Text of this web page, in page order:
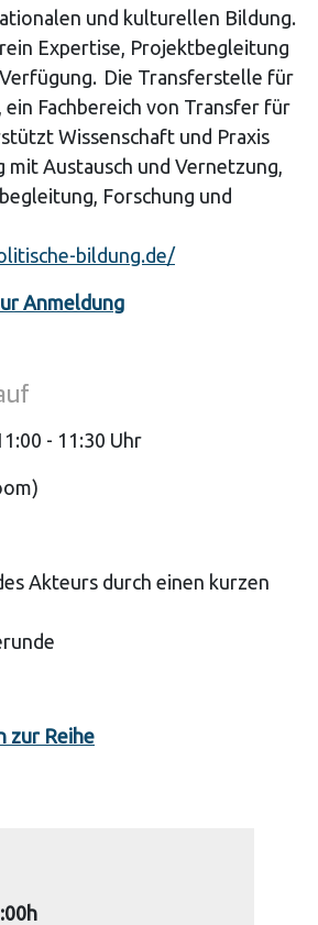
und kulturellen Bildung.
Expertise, Projektbegleitung
Die Transferstelle für
Fachbereich von Transfer für
Wissenschaft und Praxis
Austausch und Vernetzung,
Forschung und
bildung.de/
Anmeldung
- 11:30 Uhr
Akteurs durch einen kurzen
zur Reihe